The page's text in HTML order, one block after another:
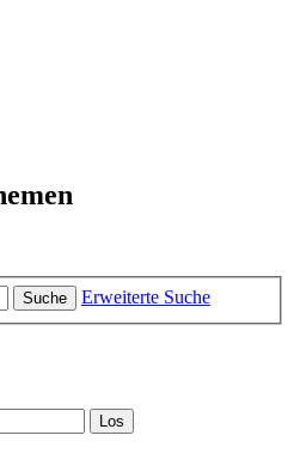
Suche
Erweiterte Suche